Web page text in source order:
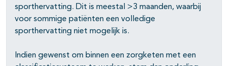
sporthervatting. Dit is meestal >3 maanden, waarbij
voor sommige patiënten een volledige
sporthervatting niet mogelijk is.
Indien gewenst om binnen een zorgketen met een